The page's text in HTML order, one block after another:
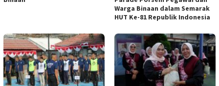
Warga Binaan dalam Semarak
HUT Ke-81 Republik Indonesia